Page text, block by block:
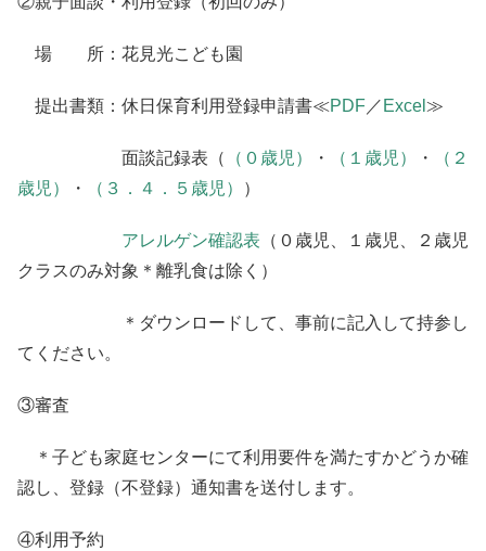
場 所：花見光こども園
提出書類：休日保育利用登録申請書≪PDF ／ Excel ≫
面談記録表（ （０歳児） ・ （１歳児） ・
（２
歳児）
・ （３．４．５歳児） ）
アレルゲン確認表 （０歳児、１歳児、２歳児
クラスのみ対象＊離乳食は除く）
＊ダウンロードして、事前に記入して持参し
てください。
③審査
＊子ども家庭センターにて利用要件を満たすかどうか確
認し、登録（不登録）通知書を送付します。
④利用予約